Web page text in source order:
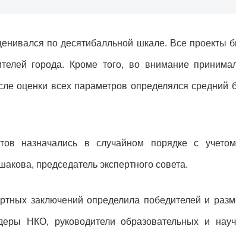
по десятибалльной шкале. Все проекты
города. Кроме того, во внимание
оценки всех параметров определялся средний
назначались в случайном порядке с
председатель экспертного совета.
заключений определила победителей и
НКО, руководители образовательных и